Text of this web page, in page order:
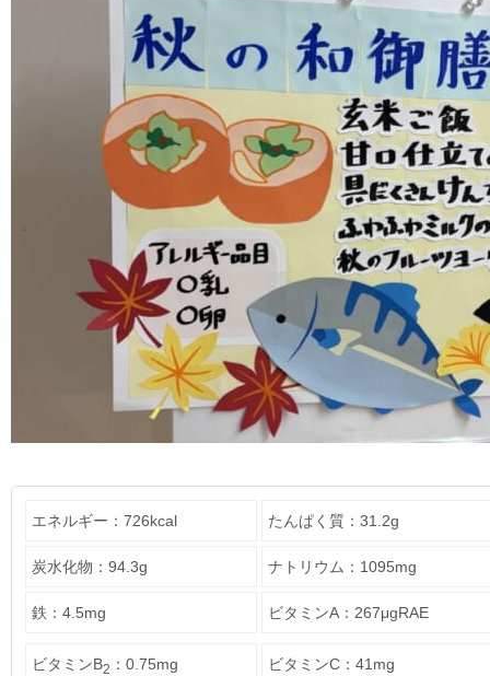
エネルギー：726kcal たんぱく質：31.2g
炭水化物：94.3g ナトリウム：1095mg
鉄：4.5mg ビタミンA：267μgRAE
ビタミンB2 ：0.75mg ビタミンC：41mg